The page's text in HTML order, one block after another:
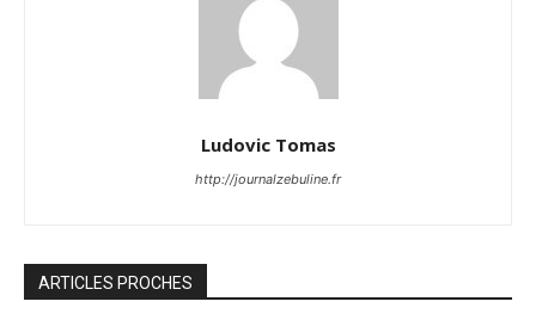
Ludovic Tomas
http://journalzebuline.fr
ARTICLES PROCHES